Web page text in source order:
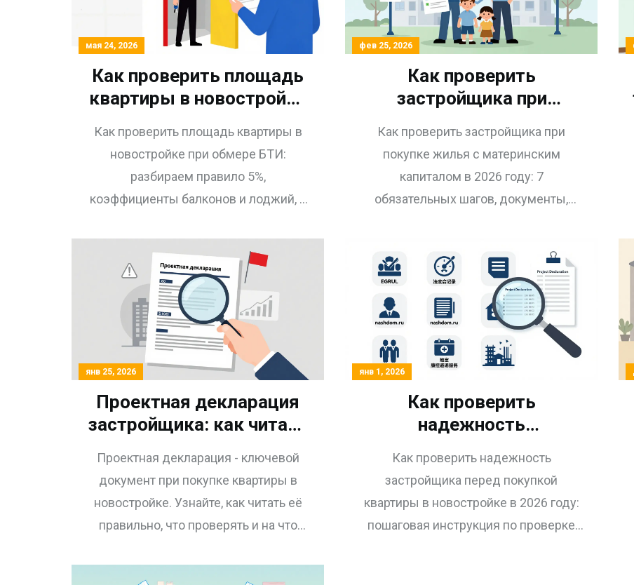
мая 24, 2026
Как проверить площадь
квартиры в новостройке
пошаговая инструкция
Как проверить площадь квартиры в
новостройке при обмере БТИ:
разбираем правило 5%,
коэффициенты балконов и лоджий, и
фев 25, 2026
Как проверить
застройщика при
материнским капиталом:
пошаговая инструкция
2026 года
Как проверить застройщика при
покупке жилья с материнским
капиталом в 2026 году: 7
обязательных шагов, документы,
избежать отказа и защитить свои
средства.
янв 25, 2026
Проектная декларация
застройщика: как читать
проверять перед
покупкой квартиры
Проектная декларация - ключевой
документ при покупке квартиры в
новостройке. Узнайте, как читать её
правильно, что проверять и на что
янв 1, 2026
Как проверить
надежность
покупкой квартиры в
новостройке: пошаговая
инструкция 2026 года
Как проверить надежность
застройщика перед покупкой
квартиры в новостройке в 2026 году:
пошаговая инструкция по проверке